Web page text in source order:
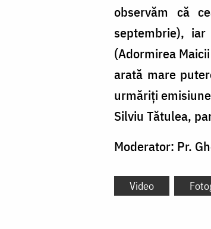
observăm că
septembrie),
(Adormirea
arată mare
urmăriți
Silviu Tătulea,
Moderator: Pr.
Video